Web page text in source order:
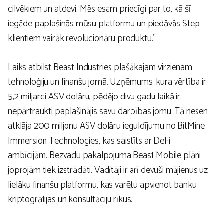
cilvēkiem un atdevi. Mēs esam priecīgi par to, kā šī
iegāde paplašinās mūsu platformu un piedāvās Step
klientiem vairāk revolucionāru produktu.”
Laiks atbilst Beast Industries plašākajam virzienam
tehnoloģiju un finanšu jomā. Uzņēmums, kura vērtība ir
5,2 miljardi ASV dolāru, pēdējo divu gadu laikā ir
nepārtraukti paplašinājis savu darbības jomu. Tā nesen
atklāja 200 miljonu ASV dolāru ieguldījumu no BitMine
Immersion Technologies, kas saistīts ar DeFi
ambīcijām. Bezvadu pakalpojuma Beast Mobile plāni
joprojām tiek izstrādāti. Vadītāji ir arī devuši mājienus uz
lielāku finanšu platformu, kas varētu apvienot banku,
kriptogrāfijas un konsultāciju rīkus.